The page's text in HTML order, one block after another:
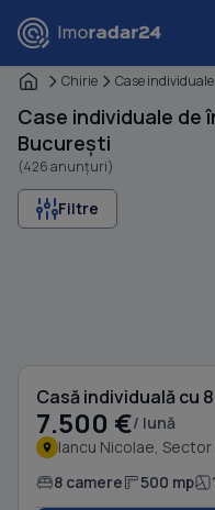
Chirie Case individuale
Case individuale de
București
(426 anunțuri)
Filtre
7.500 €/ lună
Iancu Nicolae, Sector
8 camere 500 mp